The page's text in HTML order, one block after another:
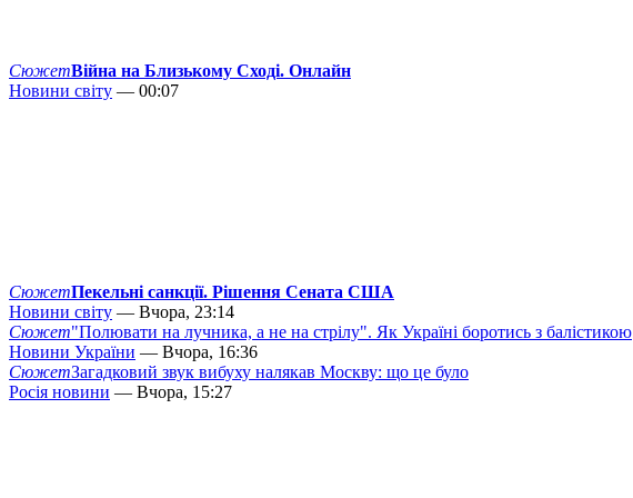
СюжетВійна на Близькому Сході. Онлайн
Новини світу — 00:07
СюжетПекельні санкції. Рішення Сената США
Новини світу — Вчора, 23:14
Сюжет"Полювати на лучника, а не на стрілу". Як Україні боротись з балістикою
Новини України — Вчора, 16:36
СюжетЗагадковий звук вибуху налякав Москву: що це було
Росія новини — Вчора, 15:27